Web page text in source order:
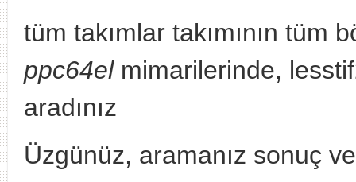
tüm takımlar takımının
ppc64elmimarilerinde,
aradınız
Üzgünüz, aramanız sonuç